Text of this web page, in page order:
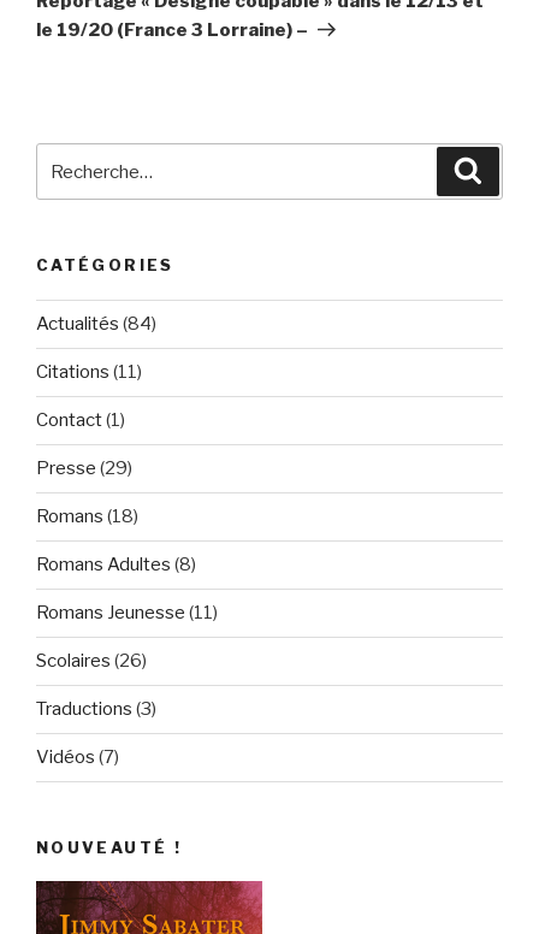
le 19/20 (France 3 Lorraine) –
pour
CATÉGORIES
Actualités (84)
Citations (11)
Contact(1)
Presse (29)
Romans (18)
Romans Adultes (8)
Romans Jeunesse (11)
Scolaires (26)
Traductions (3)
Vidéos (7)
NOUVEAUTÉ !